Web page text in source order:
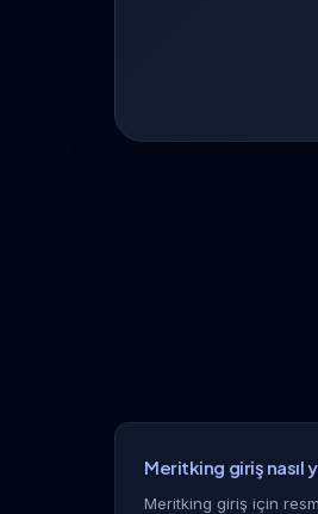
Meritking giriş nasıl
Meritking giriş için